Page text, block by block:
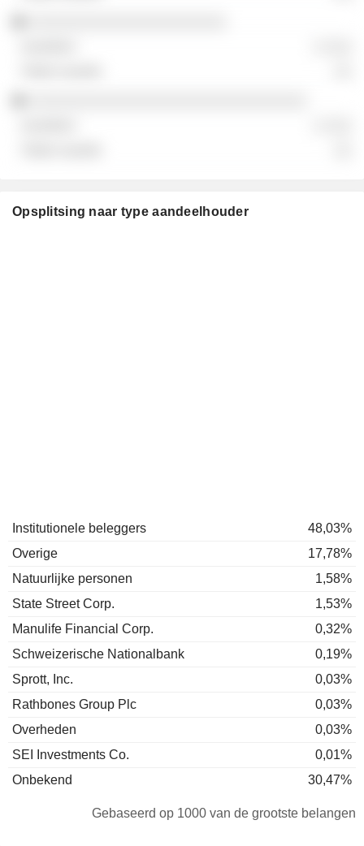
Opsplitsing naar type aandeelhouder
Institutionele beleggers
48,03%
Overige
17,78%
Natuurlijke personen
1,58%
State Street Corp.
1,53%
Manulife Financial Corp.
0,32%
Schweizerische Nationalbank
0,19%
Sprott, Inc.
0,03%
Rathbones Group Plc
0,03%
Overheden
0,03%
SEI Investments Co.
0,01%
Onbekend
30,47%
Gebaseerd op 1000 van de grootste belangen